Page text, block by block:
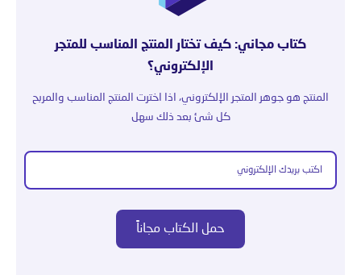
كتاب مجاني: كيف تختار المنتج المناسب للمتجر
الإلكتروني؟
المنتج هو جوهر المتجر الإلكتروني، اذا اخترت المنتج المناسب والمربح
كل شئ بعد ذلك سهل